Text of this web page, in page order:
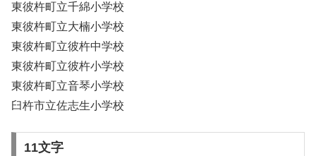
東彼杵町立千綿小学校
東彼杵町立大楠小学校
東彼杵町立彼杵中学校
東彼杵町立彼杵小学校
東彼杵町立音琴小学校
臼杵市立佐志生小学校
11文字